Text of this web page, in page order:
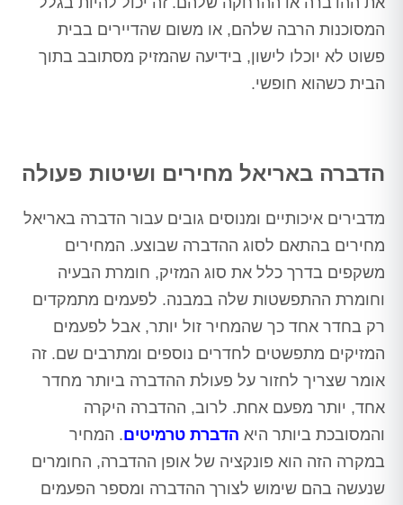
המסוכנות הרבה שלהם, או משום שהדיירים בבית
פשוט לא יוכלו לישון, בידיעה שהמזיק מסתובב בתוך
הבית כשהוא חופשי.
הדברה באריאל מחירים ושיטות פעולה
מדבירים איכותיים ומנוסים גובים עבור הדברה באריאל
מחירים בהתאם לסוג ההדברה שבוצע. המחירים
משקפים בדרך כלל את סוג המזיק, חומרת הבעיה
וחומרת ההתפשטות שלה במבנה. לפעמים מתמקדים
רק בחדר אחד כך שהמחיר זול יותר, אבל לפעמים
המזיקים מתפשטים לחדרים נוספים ומתרבים שם. זה
אומר שצריך לחזור על פעולת ההדברה ביותר מחדר
אחד, יותר מפעם אחת. לרוב, ההדברה היקרה
והמסובכת ביותר היא הדברת טרמיטים. המחיר
במקרה הזה הוא פונקציה של אופן ההדברה, החומרים
שנעשה בהם שימוש לצורך ההדברה ומספר הפעמים